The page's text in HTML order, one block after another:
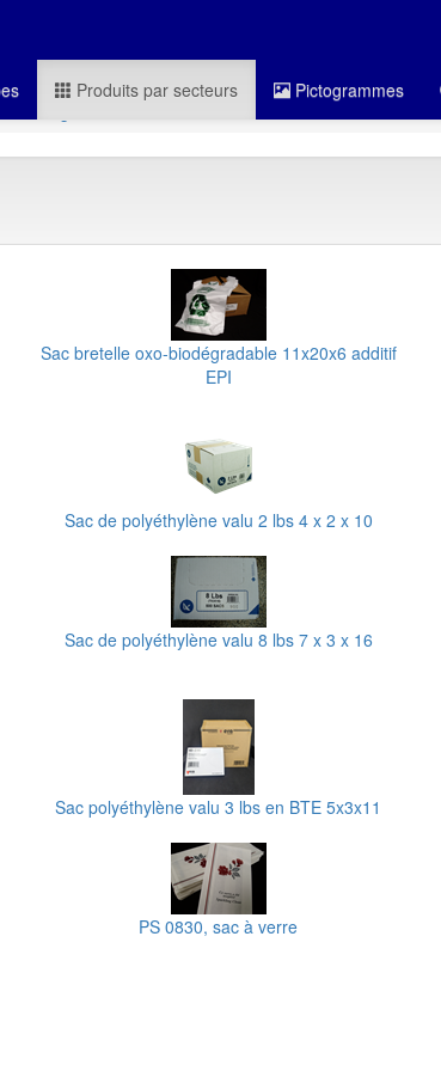
Produits par secteurs Pictogrammes
Sac bretelle oxo-biodégradable 11x20x6 additif
EPI
Sac de polyéthylène valu 2 lbs 4 x 2 x 10
Sac de polyéthylène valu 8 lbs 7 x 3 x 16
Sac polyéthylène valu 3 lbs en BTE 5x3x11
PS 0830, sac à verre